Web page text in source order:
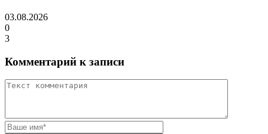
03.08.2026
0
3
Комментарий к записи